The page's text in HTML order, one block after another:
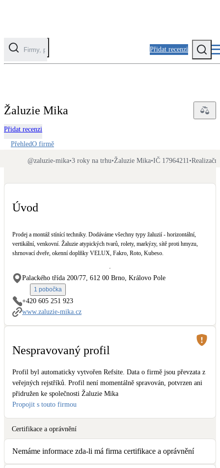
Přidat recenzi
Solární ohřev vody
Solární termický systém
Klimatizace
Tepelná čerpadla na chlazení
Okna / dveře
Balkonové sestavy
Žaluzie Mika
Přidat recenzi
PřehledO firmě
@zaluzie-mika•3 roky na trhu•Žaluzie Mika•IČ 17964211•
Úvod
Prodej a montáž stínící techniky. Dodáváme všechny typy žaluzií - horizontální,
vertikální, venkovní. Žaluzie atypických tvarů, rolety, markýzy, sítě proti hmyzu,
shrnovací dveře, okenní doplňky VELUX, Fakro, Roto, Kubeso.
Palackého třída 200/77, 612 00 Brno, Královo Pole
1 pobočka
+420 605 251 923
www.zaluzie-mika.cz
Nespravovaný profil
Profil byl automaticky vytvořen Refsite. Data o firmě jsou převzata z
veřejných rejstříků. Profil není momentálně spravován, potvrzen ani
přidružen ke společnosti Žaluzie Mika
Propojit s touto firmou
Certifikace a oprávnění
Nemáme informace zda-li má firma certifikace a oprávnění